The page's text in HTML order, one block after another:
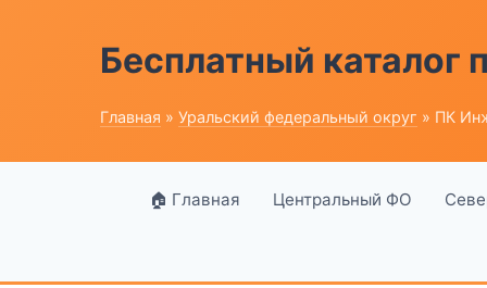
Бесплатный
Главная » Уральский федеральный округ » ПК
🏠 Главная Центральный ФО